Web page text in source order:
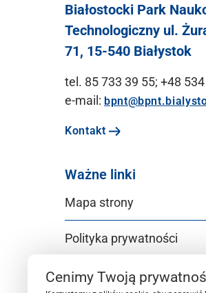
Białostocki Park
Technologiczny ul.
71, 15-540 Białystok
tel. 85 733 39 55; +48
e-mail:
Kontakt
Ważne linki
Mapa strony
Polityka prywatności
Deklaracja dostępności
Cenimy Twoją